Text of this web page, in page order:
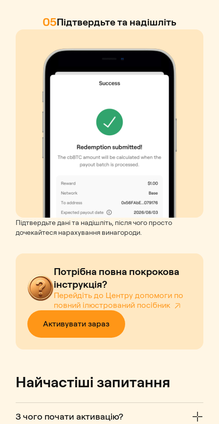
05Підтвердьте та надішліть
Підтвердьте дані та надішліть, після чого просто
дочекайтеся нарахування винагороди.
Потрібна повна покрокова
інструкція?
Перейдіть до Центру допомоги по
повний ілюстрований посібник⁠
Активувати зараз
Найчастіші запитання
З чого почати активацію?